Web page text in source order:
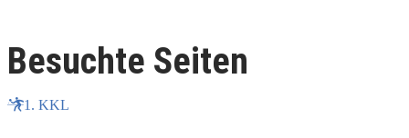
Besuchte Seiten
1. KKL